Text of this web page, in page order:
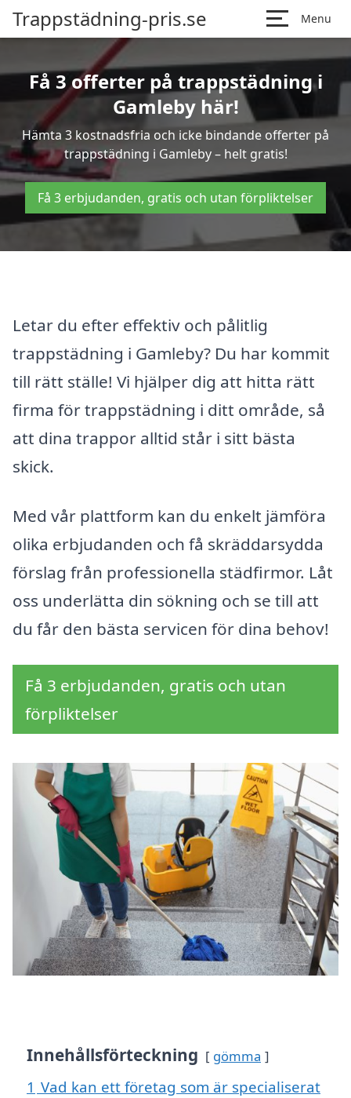
Trappstädning-pris.se Menu
Få 3 offerter på trappstädning i
Gamleby här!
Hämta 3 kostnadsfria och icke bindande offerter på
trappstädning i Gamleby – helt gratis!
Få 3 erbjudanden, gratis och utan förpliktelser
Letar du efter effektiv och pålitlig
trappstädning i Gamleby? Du har kommit
till rätt ställe! Vi hjälper dig att hitta rätt
firma för trappstädning i ditt område, så
att dina trappor alltid står i sitt bästa
skick.
Med vår plattform kan du enkelt jämföra
olika erbjudanden och få skräddarsydda
förslag från professionella städfirmor. Låt
oss underlätta din sökning och se till att
du får den bästa servicen för dina behov!
Få 3 erbjudanden, gratis och utan
förpliktelser
Innehållsförteckning gömma
1 Vad kan ett företag som är specialiserat